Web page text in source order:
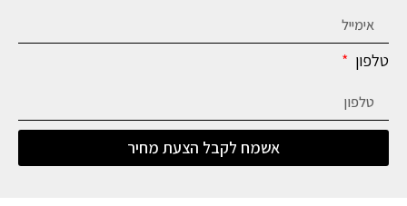
טלפון
אשמח לקבל הצעת מחיר